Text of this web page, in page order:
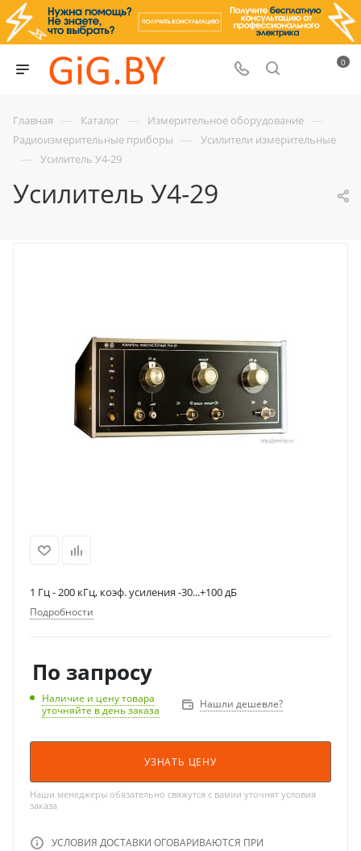
0
Главная — Каталог — Измерительное оборудование —
Радиоизмерительные приборы — Усилители измерительные
— Усилитель У4-29
Усилитель У4-29
1 Гц - 200 кГц, коэф. усиления -30...+100 дБ
Подробности
По запросу
Наличие и цену товара
уточняйте в день заказа
Нашли дешевле?
УЗНАТЬ ЦЕНУ
Наши менеджеры обязательно свяжутся с вамии уточнят условия
заказа
УСЛОВИЯ ДОСТАВКИ ОГОВАРИВАЮТСЯ ПРИ